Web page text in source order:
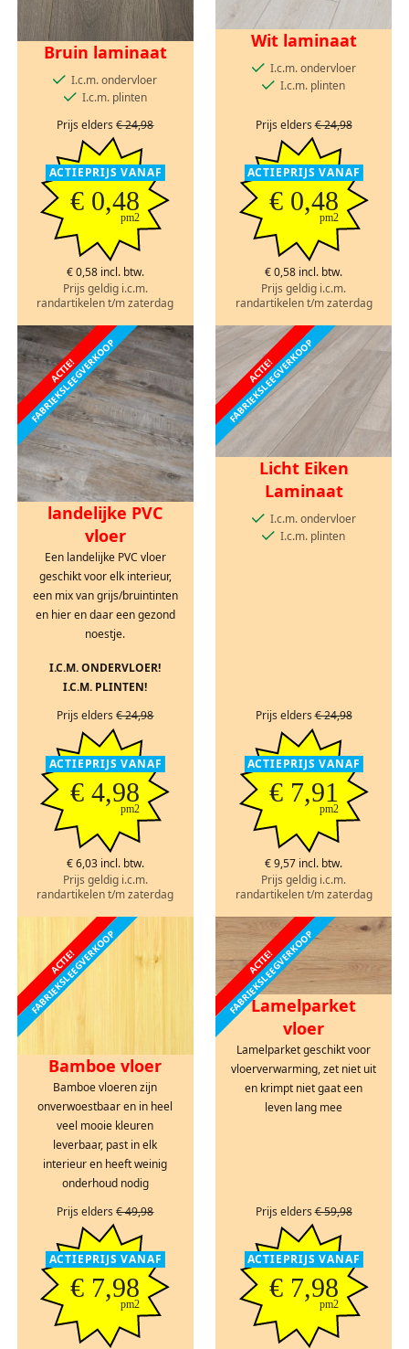
Bruin laminaat
I.c.m. ondervloer
I.c.m. plinten
Prijs elders€ 24,98
ACTIEPRIJS VANAF
€ 0,48
pm2
€ 0,58 incl. btw.
Prijs geldig i.c.m.
randartikelen t/m zaterdag
Wit laminaat
I.c.m. ondervloer
I.c.m. plinten
Prijs elders€ 24,98
ACTIEPRIJS VANAF
€ 0,48
pm2
€ 0,58 incl. btw.
Prijs geldig i.c.m.
randartikelen t/m zaterdag
ACTIE!
FABRIEKSLEEGVERKOOP
landelijke PVC
vloer
Een landelijke PVC vloer
geschikt voor elk interieur,
een mix van grijs/bruintinten
en hier en daar een gezond
noestje.
I.C.M. ONDERVLOER!
I.C.M. PLINTEN!
Prijs elders€ 24,98
ACTIEPRIJS VANAF
€ 4,98
pm2
€ 6,03 incl. btw.
Prijs geldig i.c.m.
randartikelen t/m zaterdag
ACTIE!
FABRIEKSLEEGVERKOOP
Licht Eiken
Laminaat
I.c.m. ondervloer
I.c.m. plinten
Prijs elders€ 24,98
ACTIEPRIJS VANAF
€ 7,91
pm2
€ 9,57 incl. btw.
Prijs geldig i.c.m.
randartikelen t/m zaterdag
ACTIE!
FABRIEKSLEEGVERKOOP
Bamboe vloer
Bamboe vloeren zijn
onverwoestbaar en in heel
veel mooie kleuren
leverbaar, past in elk
interieur en heeft weinig
onderhoud nodig
Prijs elders€ 49,98
ACTIEPRIJS VANAF
€ 7,98
pm2
ACTIE!
FABRIEKSLEEGVERKOOP
Lamelparket
vloer
Lamelparket geschikt voor
vloerverwarming, zet niet uit
en krimpt niet gaat een
leven lang mee
Prijs elders€ 59,98
ACTIEPRIJS VANAF
€ 7,98
pm2